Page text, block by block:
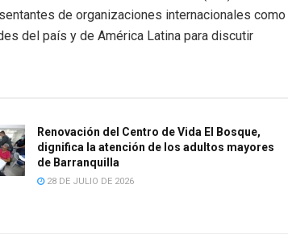
de organizaciones internacionales como
del país y de América Latina para discutir
Renovación del Centro de Vida El Bosque,
dignifica la atención de los adultos mayores
de Barranquilla
28 DE JULIO DE 2026